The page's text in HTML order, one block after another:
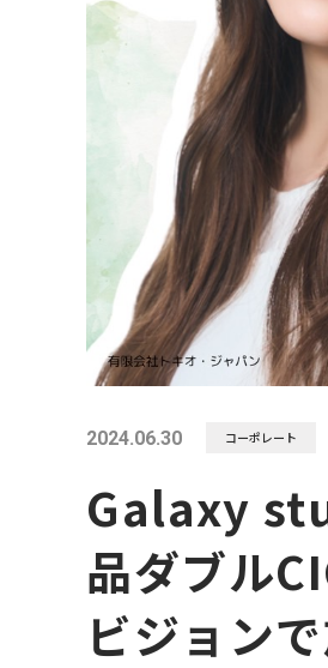
2024.06.30
Galaxy
品ダブル
ビジョン
コーポレート